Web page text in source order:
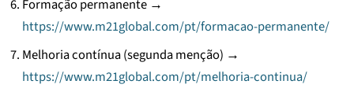
Formação permanente →
https://www.m21global.com/pt/formacao-permanente/
Melhoria contínua (segunda menção) →
https://www.m21global.com/pt/melhoria-continua/